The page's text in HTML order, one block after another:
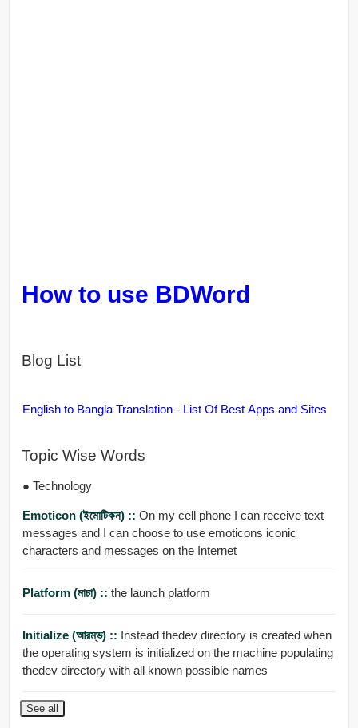
How to use BDWord
Blog List
English to Bangla Translation - List Of Best Apps and Sites
Topic Wise Words
● Technology
Emoticon (ইমোটিকন) :: On my cell phone I can receive text
messages and I can choose to use emoticons iconic
characters and messages on the Internet
Platform (মাচা) :: the launch platform
Initialize (আরম্ভ) :: Instead thedev directory is created when
the operating system is initialized on the machine populating
thedev directory with all known possible names
See all